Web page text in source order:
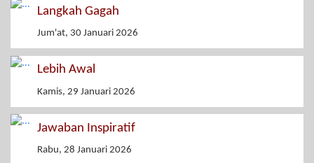
Langkah Gagah
Jum'at, 30 Januari 2026
Lebih Awal
Kamis, 29 Januari 2026
Jawaban Inspiratif
Rabu, 28 Januari 2026